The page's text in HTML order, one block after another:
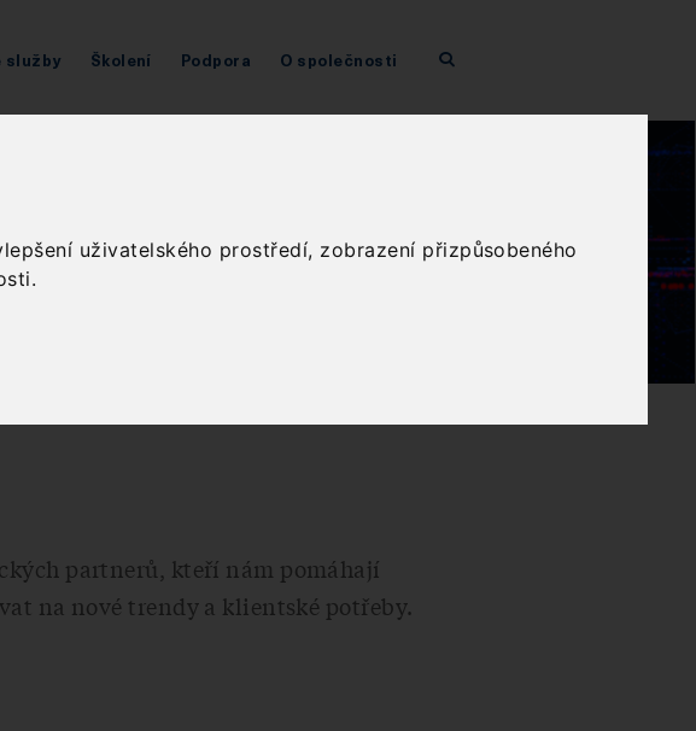
uživatelského prostředí, zobrazení přizpůsobeného
služby Školení Podpora O společnosti
partnerů, kteří nám pomáhají
na nové trendy a klientské potřeby.